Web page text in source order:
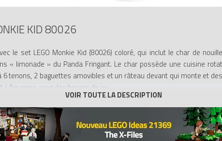
KID 80026
le set LEGO Monkie Kid (80026) coloré, qui inclut le char de
« limonade » du Panda Fringant. Le char possède une cuisine
tenons, 2 baguettes amovibles et un râteau devant qui monte et
figurines, pour des heures de jeu.
des outils de visualisation et des fonctions pour améliorer l’expérience.
la culture chinoise, les jouets LEGO Monkie Kid réinventent les